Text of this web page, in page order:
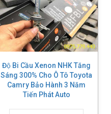
Độ Bi Cầu Xenon NHK Tăng
Sáng 300% Cho Ô Tô Toyota
Camry Bảo Hành 3 Năm
Tiến Phát Auto